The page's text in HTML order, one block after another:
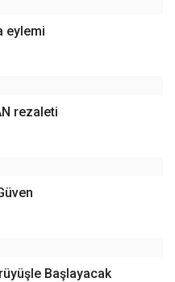
eylemi
rezaleti
Başlayacak